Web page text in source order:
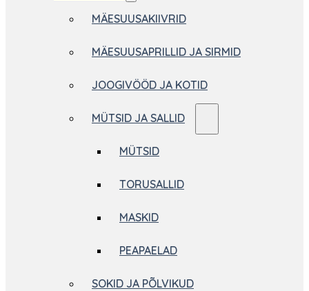
MÄESUUSAKIIVRID
MÄESUUSAPRILLID JA SIRMID
JOOGIVÖÖD JA KOTID
MÜTSID JA SALLID
MÜTSID
TORUSALLID
MASKID
PEAPAELAD
SOKID JA PÕLVIKUD